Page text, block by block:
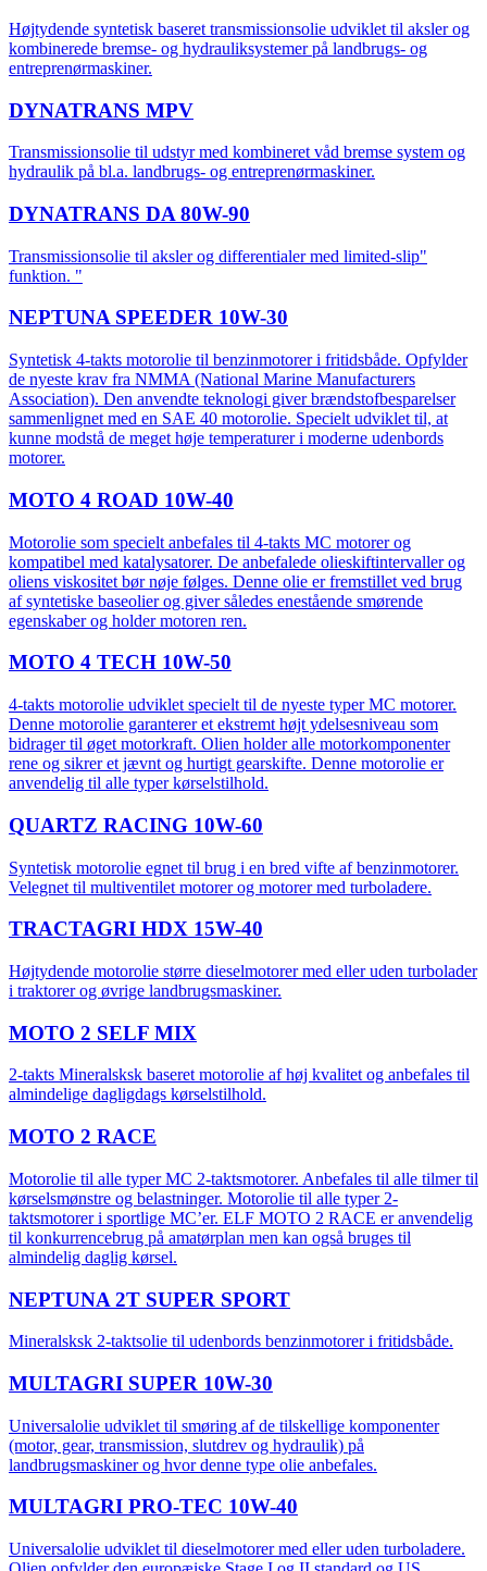
Højtydende syntetisk baseret transmissionsolie udviklet til aksler og
kombinerede bremse- og hydrauliksystemer på landbrugs- og
entreprenørmaskiner.
DYNATRANS MPV
Transmissionsolie til udstyr med kombineret våd bremse system og
hydraulik på bl.a. landbrugs- og entreprenørmaskiner.
DYNATRANS DA 80W-90
Transmissionsolie til aksler og differentialer med limited-slip"
funktion. "
NEPTUNA SPEEDER 10W-30
Syntetisk 4-takts motorolie til benzinmotorer i fritidsbåde. Opfylder
de nyeste krav fra NMMA (National Marine Manufacturers
Association). Den anvendte teknologi giver brændstofbesparelser
sammenlignet med en SAE 40 motorolie. Specielt udviklet til, at
kunne modstå de meget høje temperaturer i moderne udenbords
motorer.
MOTO 4 ROAD 10W-40
Motorolie som specielt anbefales til 4-takts MC motorer og
kompatibel med katalysatorer. De anbefalede olieskiftintervaller og
oliens viskositet bør nøje følges. Denne olie er fremstillet ved brug
af syntetiske baseolier og giver således enestående smørende
egenskaber og holder motoren ren.
MOTO 4 TECH 10W-50
4-takts motorolie udviklet specielt til de nyeste typer MC motorer.
Denne motorolie garanterer et ekstremt højt ydelsesniveau som
bidrager til øget motorkraft. Olien holder alle motorkomponenter
rene og sikrer et jævnt og hurtigt gearskifte. Denne motorolie er
anvendelig til alle typer kørselstilhold.
QUARTZ RACING 10W-60
Syntetisk motorolie egnet til brug i en bred vifte af benzinmotorer.
Velegnet til multiventilet motorer og motorer med turboladere.
TRACTAGRI HDX 15W-40
Højtydende motorolie større dieselmotorer med eller uden turbolader
i traktorer og øvrige landbrugsmaskiner.
MOTO 2 SELF MIX
2-takts Mineralsksk baseret motorolie af høj kvalitet og anbefales til
almindelige dagligdags kørselstilhold.
MOTO 2 RACE
Motorolie til alle typer MC 2-taktsmotorer. Anbefales til alle tilmer til
kørselsmønstre og belastninger. Motorolie til alle typer 2-
taktsmotorer i sportlige MC’er. ELF MOTO 2 RACE er anvendelig
til konkurrencebrug på amatørplan men kan også bruges til
almindelig daglig kørsel.
NEPTUNA 2T SUPER SPORT
Mineralsksk 2-taktsolie til udenbords benzinmotorer i fritidsbåde.
MULTAGRI SUPER 10W-30
Universalolie udviklet til smøring af de tilskellige komponenter
(motor, gear, transmission, slutdrev og hydraulik) på
landbrugsmaskiner og hvor denne type olie anbefales.
MULTAGRI PRO-TEC 10W-40
Universalolie udviklet til dieselmotorer med eller uden turboladere.